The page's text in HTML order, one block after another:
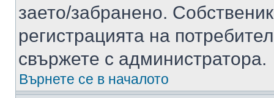
заето/забранено.
регистрацията на
свържете с администратора.
Върнете се в началото